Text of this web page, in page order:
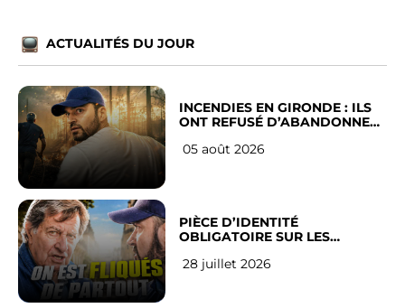
ACTUALITÉS DU JOUR
INCENDIES EN GIRONDE : ILS
ONT REFUSÉ D’ABANDONNER
05 août 2026
PIÈCE D’IDENTITÉ
OBLIGATOIRE SUR LES
Français
28 juillet 2026